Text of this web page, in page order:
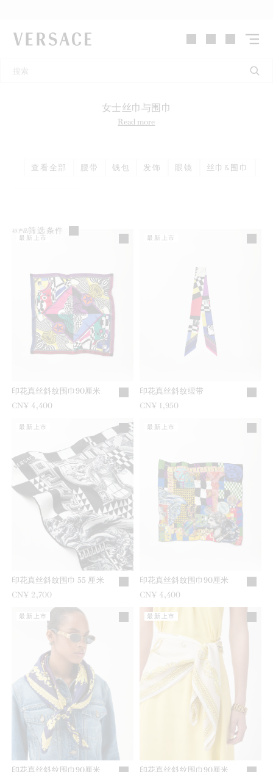
VERSACE | 主页
女士丝巾与围巾
Read more
查看全部 腰带 钱包 发饰 眼镜 丝巾&围巾
49 产品 筛选条件
印花真丝斜纹围巾90厘米
CN¥ 4,400
最新上市
印花真丝斜纹缎带
CN¥ 1,950
最新上市
印花真丝斜纹围巾 55 厘米
CN¥ 2,700
最新上市
印花真丝斜纹围巾90厘米
CN¥ 4,400
最新上市
印花真丝斜纹围巾90厘米
最新上市
印花真丝斜纹围巾90厘米
最新上市